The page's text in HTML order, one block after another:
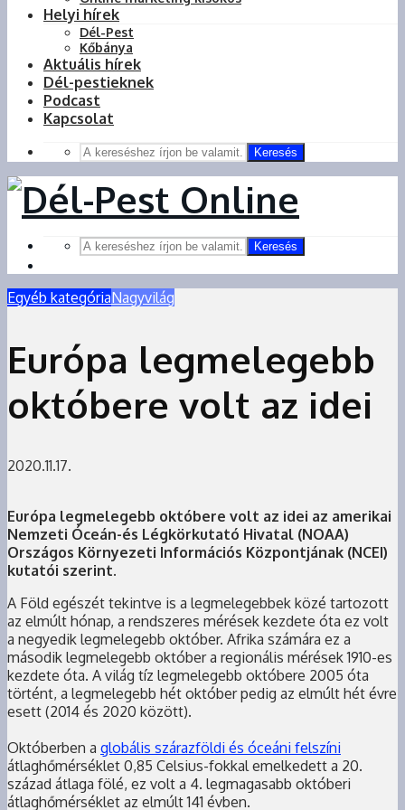
Helyi hírek
Dél-Pest
Kőbánya
Aktuális hírek
Dél-pestieknek
Podcast
Kapcsolat
Keresés
Keresés
Egyéb kategóriaNagyvilág
Európa legmelegebb
októbere volt az idei
2020.11.17.
Európa legmelegebb októbere volt az idei az amerikai
Nemzeti Óceán-és Légkörkutató Hivatal (NOAA)
Országos Környezeti Információs Központjának (NCEI)
kutatói szerint.
A Föld egészét tekintve is a legmelegebbek közé tartozott
az elmúlt hónap, a rendszeres mérések kezdete óta ez volt
a negyedik legmelegebb október. Afrika számára ez a
második legmelegebb október a regionális mérések 1910-es
kezdete óta. A világ tíz legmelegebb októbere 2005 óta
történt, a legmelegebb hét október pedig az elmúlt hét évre
esett (2014 és 2020 között).
Októberben a globális szárazföldi és óceáni felszíni
átlaghőmérséklet 0,85 Celsius-fokkal emelkedett a 20.
század átlaga fölé, ez volt a 4. legmagasabb októberi
átlaghőmérséklet az elmúlt 141 évben.